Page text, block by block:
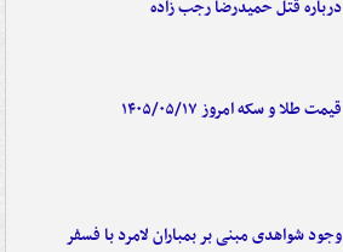
درباره قتل حمیدرضا رجب زاده
قیمت طلا و سکه امروز ۱۴۰۵/۰۵/۱۷
وجود شواهدی مبنی بر بمباران لامرد با فسفر